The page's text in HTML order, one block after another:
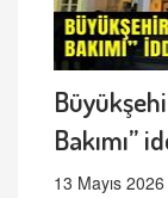
Bakımı”
13 Mayıs